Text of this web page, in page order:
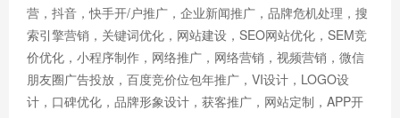
营，抖音，快手开/户推广，企业新闻推广，品牌危机处理，搜
索引擎营销，关键词优化，网站建设，SEO网站优化，SEM竞
价优化，小程序制作，网络推广，网络营销，视频营销，微信
朋友圈广告投放，百度竞价位包年推广，VI设计，LOGO设
计，口碑优化，品牌形象设计，获客推广，网站定制，APP开